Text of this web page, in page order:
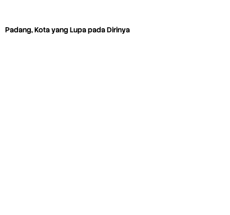
Padang, Kota yang Lupa pada Dirinya